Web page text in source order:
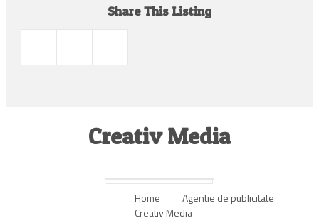
Share This Listing
Creativ Media
Home
Agentie de publicitate
Creativ Media